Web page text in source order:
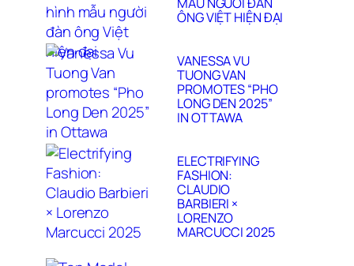
ÔNG VIỆT HIỆN ĐẠI
VANESSA VU
TUONG VAN
PROMOTES “PHO
LONG DEN 2025”
IN OTTAWA
ELECTRIFYING
FASHION:
CLAUDIO
BARBIERI ×
LORENZO
MARCUCCI 2025